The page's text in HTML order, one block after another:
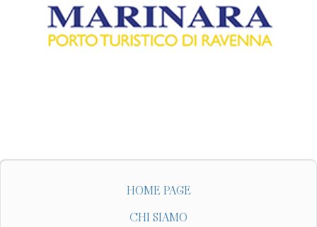
HOME PAGE
CHI SIAMO